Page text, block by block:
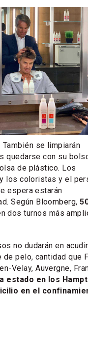
se limpiarán
quedarse con su
de plástico. Los
los coloristas y el
espera estarán
Según Bloomberg,
dos turnos más
no dudarán en
pelo, cantidad que
Velay, Auvergne,
estado en los
en el